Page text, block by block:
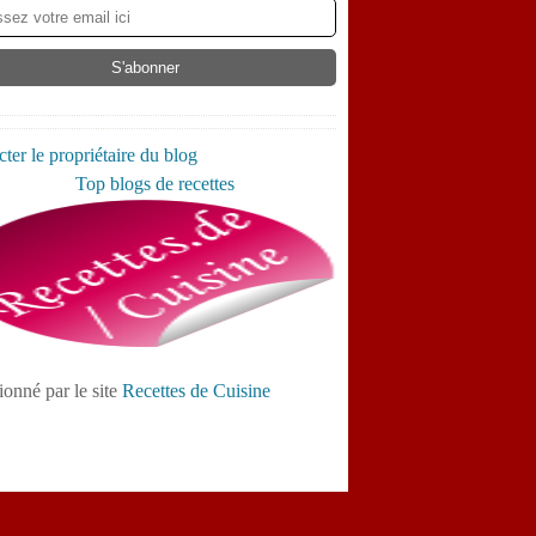
le propriétaire du blog
par le site Recettes de Cuisine